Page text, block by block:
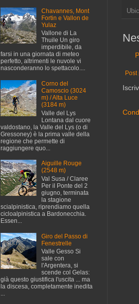
Chavannes, Mont
Fortin e Vallon de
Yulaz
Vallone di La
Thuile Un giro
imperdibile, da
farsi in una giornata di meteo
perfetto, altrimenti le nuvole vi
nasconderanno lo spettacolo....
Corno del
Camoscio (3024
m) / Alta Luce
(3184 m)
Valle del Lys
Lontana dal cuore
valdostano, la Valle del Lys (o di
Gressoney) è la prima valle della
regione che permette di
raggiungere quo...
Aiguille Rouge
(2548 m)
Val Susa / Claree
Per il Ponte del 2
giugno, terminata
la stagione
scialpinistica, riprendiamo quella
cicloalpinistica a Bardonecchia.
Essen...
Giro del Passo di
Fenestrelle
Valle Gesso Si
sale con
l'Argentera, si
scende col Gelas:
già questo giustifica l'uscita ... ma
la discesa, completamente inedita
...